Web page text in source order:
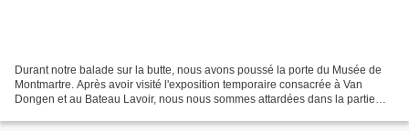
Durant notre balade sur la butte, nous avons poussé la porte du Musée de
Montmartre. Après avoir visité l'exposition temporaire consacrée à Van
Dongen et au Bateau Lavoir, nous nous sommes attardées dans la partie